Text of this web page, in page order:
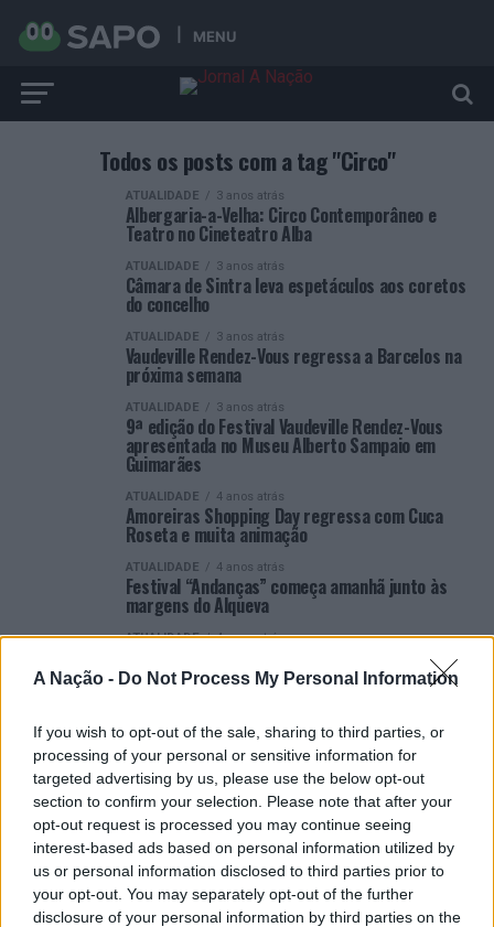
A Nação - Do Not Process My Personal Information
If you wish to opt-out of the sale, sharing to third parties, or
processing of your personal or sensitive information for
targeted advertising by us, please use the below opt-out
section to confirm your selection. Please note that after your
opt-out request is processed you may continue seeing
interest-based ads based on personal information utilized by
us or personal information disclosed to third parties prior to
your opt-out. You may separately opt-out of the further
disclosure of your personal information by third parties on the
MENU
Todos os posts com a tag "Circo"
ATUALIDADE 3 anos atrás
Albergaria-a-Velha: Circo Contemporâneo e
Teatro no Cineteatro Alba
ATUALIDADE 3 anos atrás
Câmara de Sintra leva espetáculos aos coretos
do concelho
ATUALIDADE 3 anos atrás
Vaudeville Rendez-Vous regressa a Barcelos na
próxima semana
ATUALIDADE 3 anos atrás
9ª edição do Festival Vaudeville Rendez-Vous
apresentada no Museu Alberto Sampaio em
Guimarães
ATUALIDADE 4 anos atrás
Amoreiras Shopping Day regressa com Cuca
Roseta e muita animação
ATUALIDADE 4 anos atrás
Festival “Andanças” começa amanhã junto às
margens do Alqueva
ATUALIDADE 4 anos atrás
contagem decrescente
8ª edição do Festival Vaudeville Rendez-Vous
apresentado hoje no Mosteiro de Tibães, em
Braga
ATUALIDADE 4 anos atrás
Coletivo artístico internacional URGE encerra
Festival TRÊSPÊ’ em Braga
ATUALIDADE 4 anos atrás
Festival “Vaudeville Rendez-Vous” está de
regresso para a oitava edição